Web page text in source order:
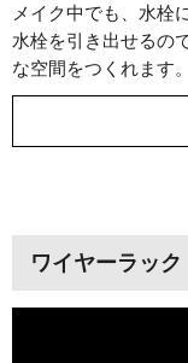
メイク中でも、水栓
水栓を引き出せるの
な空間をつくれます。
ワイヤーラック